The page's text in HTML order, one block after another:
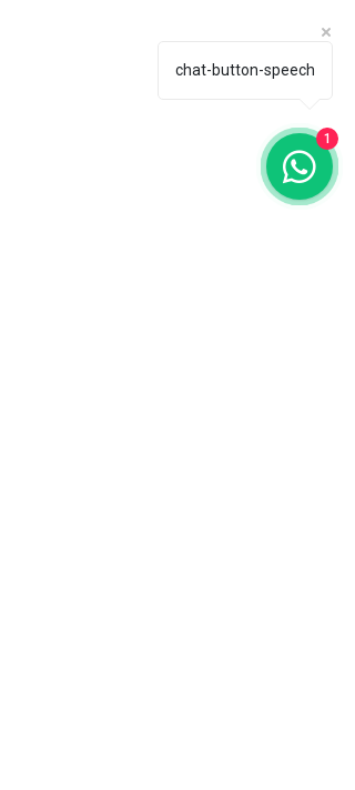
chat-button-speech
1